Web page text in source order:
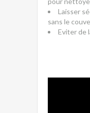
Laisser
sans le
Eviter de